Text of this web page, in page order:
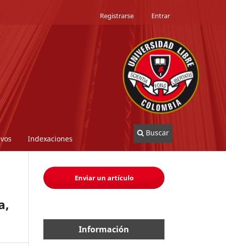
Indexaciones
Buscar
Registrarse Entrar
Enviar un artículo
Información